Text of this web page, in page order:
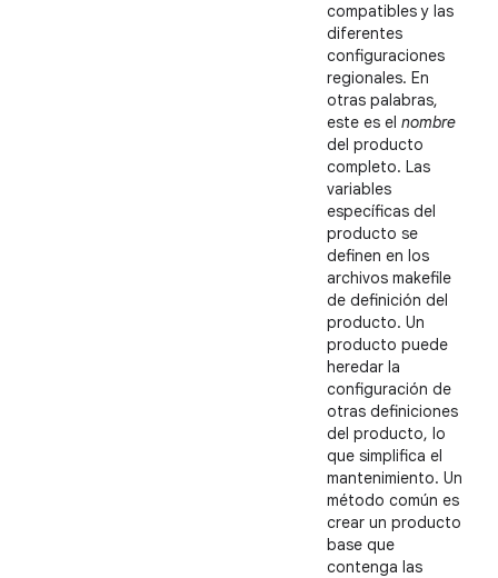
compatibles y las
diferentes
configuraciones
regionales. En
otras palabras,
este es el nombre
del producto
completo. Las
variables
específicas del
producto se
definen en los
archivos makefile
de definición del
producto. Un
producto puede
heredar la
configuración de
otras definiciones
del producto, lo
que simplifica el
mantenimiento. Un
método común es
crear un producto
base que
contenga las